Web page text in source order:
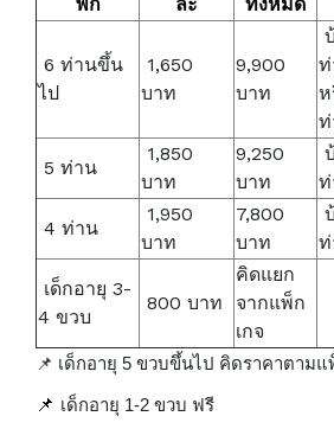
6 ท่านขึ้น
ไป
1,650
บาท
9,900
บาท
ห
5 ท่าน
1,850
บาท
9,250
บาท
4 ท่าน
1,950
บาท
7,800
บาท
เด็กอายุ 3-
4 ขวบ
800 บาท
คิดแยก
จากแพ็ก
เกจ
📌 เด็กอายุ 5 ขวบขึ้นไป คิดราคาตาม
📌 เด็กอายุ 1-2 ขวบ ฟรี